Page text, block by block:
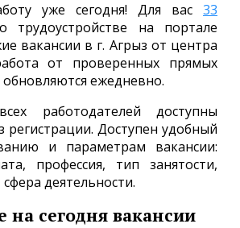
уже сегодня! Для вас 33
трудоустройстве на портале
вакансии в г. Агрыз от центра
от проверенных прямых
ежедневно.
работодателей доступны
регистрации. Доступен удобный
и параметрам вакансии:
профессия, тип занятости,
деятельности.
на сегодня вакансии